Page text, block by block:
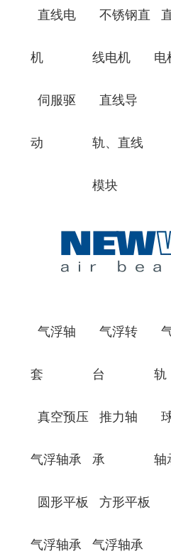
直线电
机
不锈钢直
线电机 电
伺服驱
动
直线导
轨、直线
模块
气浮轴
套
气浮转
台 轨
真空预压
气浮轴承
推力轴
承 轴
圆形平板
气浮轴承
方形平板
气浮轴承